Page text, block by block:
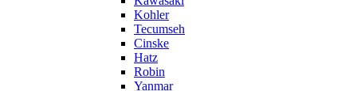
Kohler
Tecumseh
Cinske
Hatz
Robin
Yanmar